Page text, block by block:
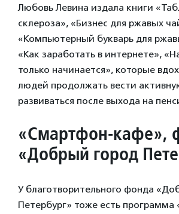
Любовь Левина издала книги
склероза», «Бизнес для ржавых
«Компьютерный букварь для
«Как заработать в интернете»,
только начинается», которые
людей продолжать вести
развиваться после выхода на
«Смартфон-кафе»,
«Добрый город
У благотворительного фонда
Петербург» тоже есть программа